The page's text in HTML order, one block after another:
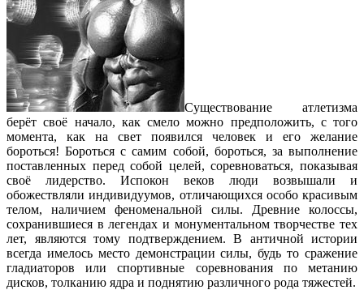
Существование атлетизма
берёт своё начало, как смело можно предположить, с того
момента, как на свет появился человек и его желание
бороться! Бороться с самим собой, бороться, за выполнение
поставленных перед собой целей, соревноваться, показывая
своё лидерство. Испокон веков люди возвышали и
обожествляли индивидуумов, отличающихся особо красивым
телом, наличием феноменальной силы. Древние колоссы,
сохранившиеся в легендах и монументальном творчестве тех
лет, являются тому подтверждением. В античной истории
всегда имелось место демонстрации силы, будь то сражение
гладиаторов или спортивные соревнования по метанию
дисков, толканию ядра и поднятию различного рода тяжестей.